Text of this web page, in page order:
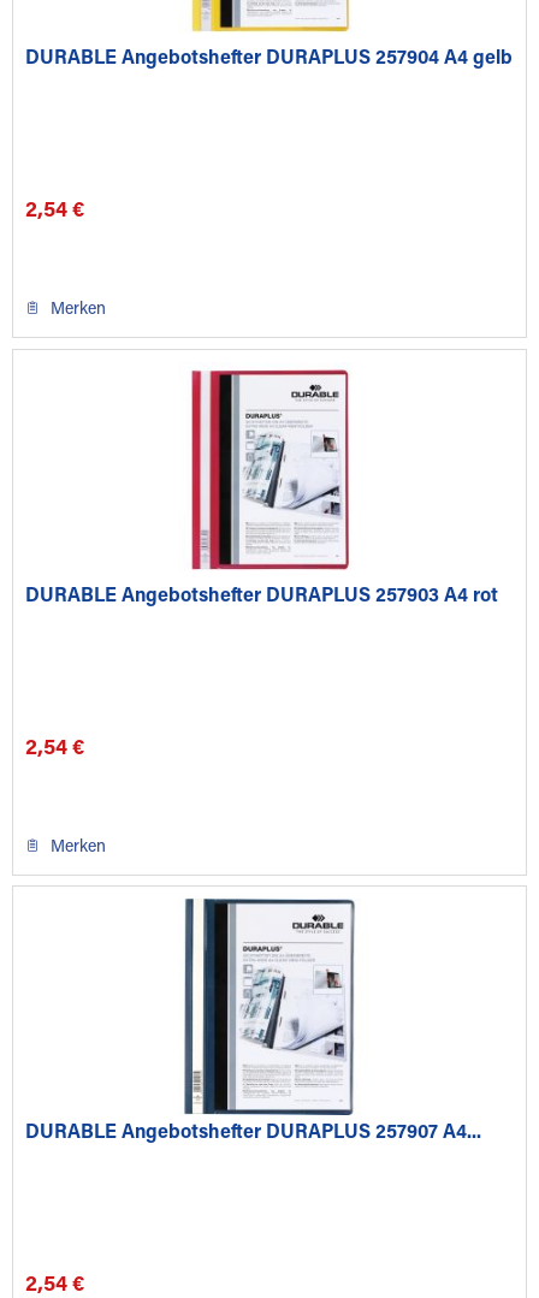
DURABLE Angebotshefter DURAPLUS 257904 A4 gelb
2,54 €
Merken
DURABLE Angebotshefter DURAPLUS 257903 A4 rot
2,54 €
Merken
DURABLE Angebotshefter DURAPLUS 257907 A4...
2,54 €